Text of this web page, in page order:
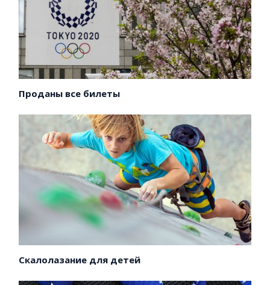
Проданы все билеты
Скалолазание для детей